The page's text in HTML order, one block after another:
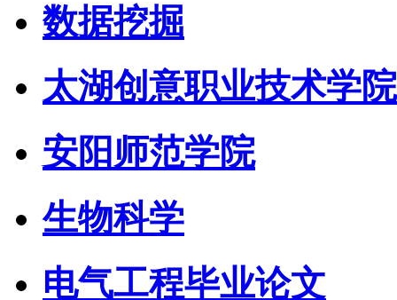
数据挖掘
太湖创意职业技术学院
安阳师范学院
生物科学
电气工程毕业论文